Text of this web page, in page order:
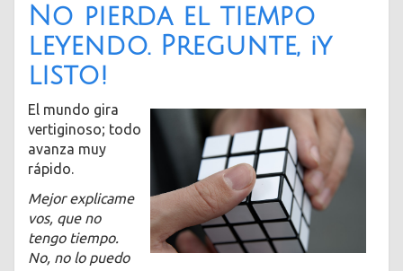
No pierda el tiempo
leyendo. Pregunte, ¡y
listo!
El mundo gira
vertiginoso; todo
avanza muy
rápido.
Mejor explicame
vos, que no
tengo tiempo.
No, no lo puedo